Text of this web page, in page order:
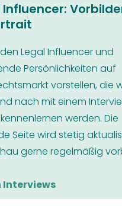
Influencer:
Legal Influencer und
Persönlichkeiten auf
vorstellen, die
nach mit einem
werden. Die
Seite wird stetig
gerne regelmäßig
Interviews